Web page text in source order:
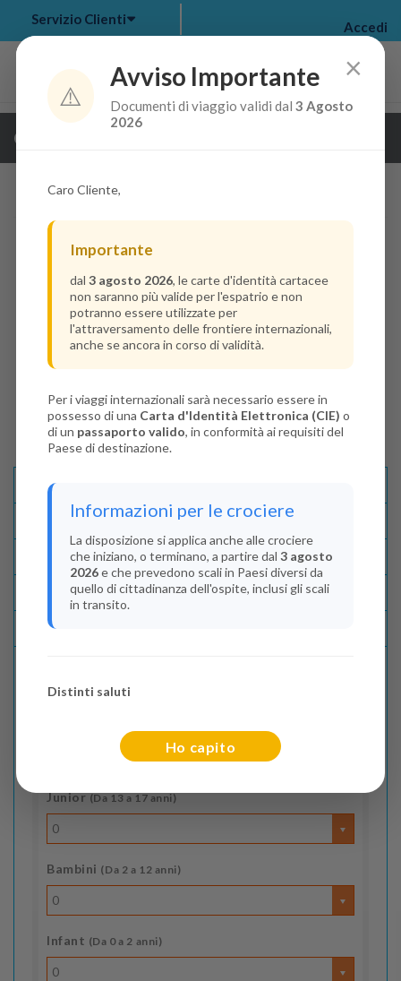
my bookings >
Servizio Clienti Accedi
Guarda i dettagli della crociera
Disponibilità
Condizioni
Recensioni
Indica il numero dei passeggeri
Junior(Da 13 a 17 anni)
0
Bambini (Da 2 a 12 anni)
0
Infant (Da 0 a 2 anni)
0
×
⚠️
Avviso Importante
Documenti di viaggio validi dal3 Agosto
2026
Caro Cliente,
Importante
dal 3 agosto 2026, le carte d'identità cartacee
non saranno più valide per l'espatrio e non
potranno essere utilizzate per
l'attraversamento delle frontiere internazionali,
anche se ancora in corso di validità.
Per i viaggi internazionali sarà necessario essere in
possesso di una Carta d'Identità Elettronica (CIE) o
di un passaporto valido, in conformità ai requisiti del
Paese di destinazione.
Informazioni per le crociere
La disposizione si applica anche alle crociere
che iniziano, o terminano, a partire dal 3 agosto
2026e che prevedono scali in Paesi diversi da
quello di cittadinanza dell'ospite, inclusi gli scali
in transito.
Distinti saluti
Ho capito